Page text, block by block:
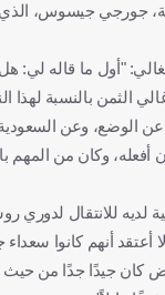
جورجي جيسوس، الذي
"أول ما قاله لي:
الثمن بالنسبة لهذا
عن الوضع، وعن
أفعله، وكان من المهم
لديه للانتقال لدوري
أعتقد أنهم كانوا
كان جيدًا جدًا من